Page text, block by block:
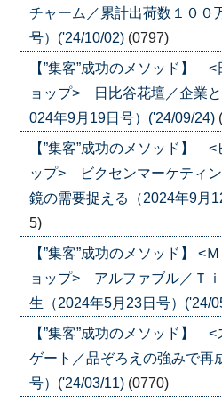
チャーム／累計出荷数１００
号）('24/10/02) (0797)
【”集客”成功のメソッド】
ョップ> 日比谷花壇／企業
024年9月19日号）('24/09/24)
【”集客”成功のメソッド】
ップ> ビクセンマーケティ
鏡の需要捉える（2024年9月
5)
【”集客”成功のメソッド】 <
ョップ> アルファブル／Ｔ
生（2024年5月23日号）('24/
【”集客”成功のメソッド】
ゲート／品ぞろえの強みで再
号）('24/03/11) (0770)